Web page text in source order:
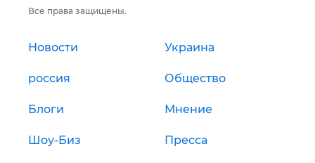
Все права защищены.
Новости Украина
россия Общество
Блоги Мнение
Шоу-Биз Пресса